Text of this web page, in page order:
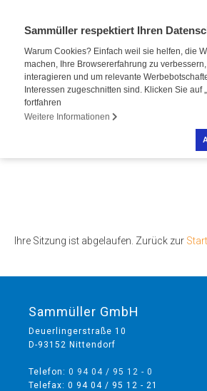
Sammüller respektiert Ihren
Warum Cookies? Einfach weil sie helfen, die
machen, Ihre Browsererfahrung zu
interagieren und um relevante
Interessen zugeschnitten sind. Klicken Sie auf
fortfahren
Weitere Informationen
Ihre Sitzung ist abgelaufen. Zurück zur
Sammüller GmbH
Deuerlingerstraße 10
D-93152 Nittendorf
Telefon: 0 94 04 / 95 12 - 0
Telefax: 0 94 04 / 95 12 - 21